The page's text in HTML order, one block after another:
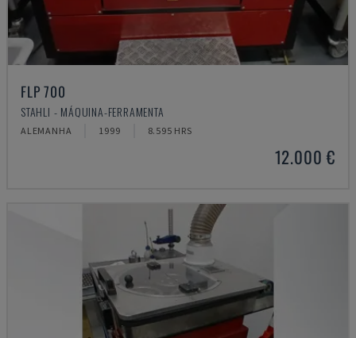
FLP 700
STAHLI - MÁQUINA-FERRAMENTA
ALEMANHA 1999 8.595 HRS
12.000 €